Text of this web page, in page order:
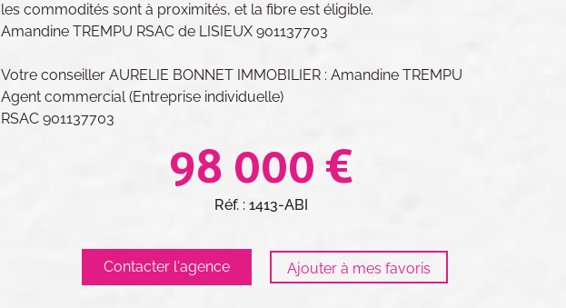
les commodités sont à proximités, et la fibre est éligible.
Amandine TREMPU RSAC de LISIEUX 901137703
Votre conseiller AURELIE BONNET IMMOBILIER : Amandine TREMPU
Agent commercial (Entreprise individuelle)
RSAC 901137703
98 000 €
Réf. : 1413-ABI
Contacter l'agence